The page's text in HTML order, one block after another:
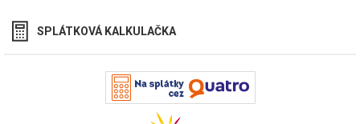
SPLÁTKOVÁ KALKULAČKA